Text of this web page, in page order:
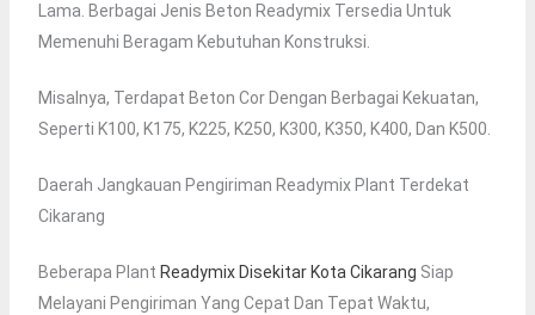
Lama. Berbagai Jenis Beton Readymix Tersedia Untuk
Memenuhi Beragam Kebutuhan Konstruksi.
Misalnya, Terdapat Beton Cor Dengan Berbagai Kekuatan,
Seperti K100, K175, K225, K250, K300, K350, K400, Dan K500.
Daerah Jangkauan Pengiriman Readymix Plant Terdekat
Cikarang
Beberapa Plant Readymix Disekitar Kota Cikarang Siap
Melayani Pengiriman Yang Cepat Dan Tepat Waktu,